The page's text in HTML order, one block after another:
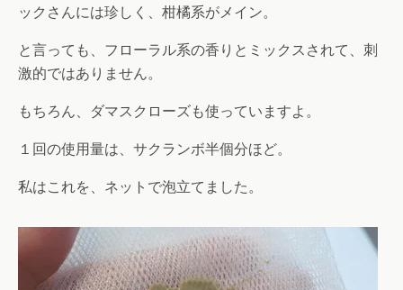
ックさんには珍しく、柑橘系がメイン。
と言っても、フローラル系の香りとミックスされて、刺
激的ではありません。
もちろん、ダマスクローズも使っていますよ。
１回の使用量は、サクランボ半個分ほど。
私はこれを、ネットで泡立てました。